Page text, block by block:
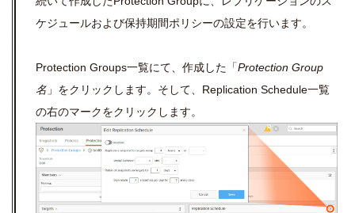
ケジュールおよび保持期間ポリシーの設定を行います。
Protection Groups一覧にて、作成した「Protection Group
名 」をクリックします。そして、Replication Schedule一覧
の右のマークをクリックします。